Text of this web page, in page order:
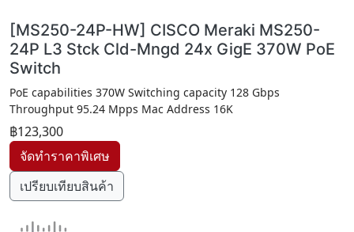
[MS250-24P-HW] CISCO Meraki MS250-
24P L3 Stck Cld-Mngd 24x GigE 370W PoE
Switch
PoE capabilities 370W Switching capacity 128 Gbps
Throughput 95.24 Mpps Mac Address 16K
฿123,300
เปรียบเทียบสินค้า